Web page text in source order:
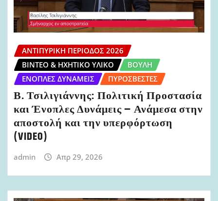
ΑΝΤΙΠΥΡΙΚΉ ΠΕΡΊΟΔΟΣ 2026
ΒΊΝΤΕΟ & ΗΧΗΤΙΚΌ ΥΛΙΚΌ
ΒΟΥΛΉ
ΈΝΟΠΛΕΣ ΔΥΝΆΜΕΙΣ
ΠΥΡΟΣΒΈΣΤΕΣ
Β. Τσιλιγιάννης: Πολιτική Προστασία
και Ένοπλες Δυνάμεις – Ανάμεσα στην
αποστολή και την υπερφόρτωση
(VIDEO)
admin Απρ 29, 2026